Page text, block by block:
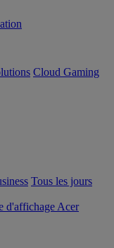
Cloud Gaming
Tous les jours
d'affichage Acer